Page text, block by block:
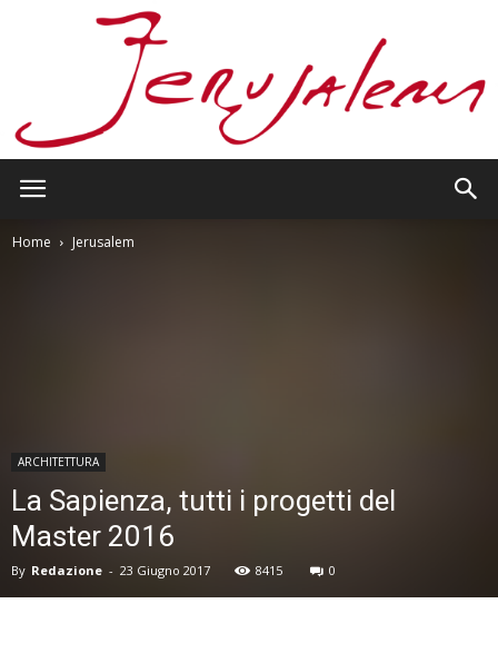
Home Jerusalem
ARCHITETTURA
La Sapienza, tutti i progetti del
Master 2016
By Redazione - 23 Giugno 2017 8415 0